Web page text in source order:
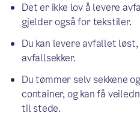
Det er ikke lov å levere
gjelder også for tekstiler.
Du kan levere avfallet
avfallsekker.
Du tømmer selv sekkene
container, og kan få
til stede.